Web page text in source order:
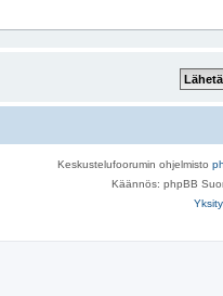
Keskustelufoorumin ohjelmisto
Käännös: phpBB